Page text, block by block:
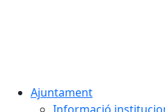
Ajuntament